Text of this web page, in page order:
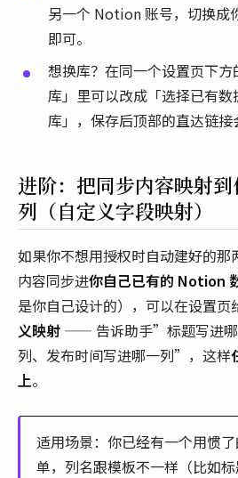
另一个 Notion 账号，切换成
即可。
想换库？在同一个设置页下
库」里可以改成「选择已有
库」，保存后顶部的直达链接
进阶：把同步内容映射
列（自定义字段映射）
如果你不想用授权时自动建好的那
内容同步进你自己已有的 Notion
是你自己设计的），可以在设置页
义映射 —— 告诉助手”标题写进哪
列、发布时间写进哪一列”，这样
上。
适用场景：你已经有一个用惯
单，列名跟模板不一样（比如